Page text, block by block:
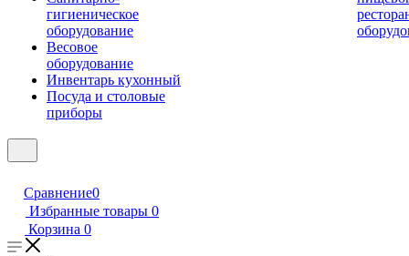
гигиеническое
оборудование
Весовое
оборудование
Инвентарь кухонный
Посуда и столовые
приборы
Сравнение0
Избранные товары 0
Корзина 0